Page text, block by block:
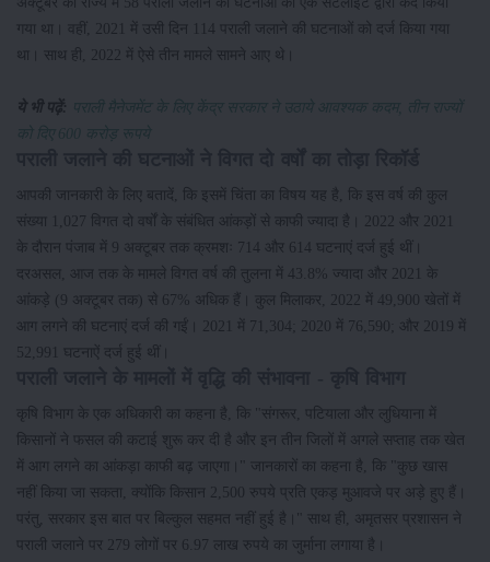
गया था। वहीं, 2021 में उसी दिन 114 पराली जलाने की घटनाओं को दर्ज किया गया
था। साथ ही, 2022 में ऐसे तीन मामले सामने आए थे।
ये भी पढ़ें: पराली मैनेजमेंट के लिए केंद्र सरकार ने उठाये आवश्यक कदम, तीन राज्यों
को दिए 600 करोड़ रूपये
आपकी जानकारी के लिए बतादें, कि इसमें चिंता का विषय यह है, कि इस वर्ष की कुल
संख्या 1,027 विगत दो वर्षों के संबंधित आंकड़ों से काफी ज्यादा है। 2022 और 2021
के दौरान पंजाब में 9 अक्टूबर तक क्रमशः 714 और 614 घटनाएं दर्ज हुई थीं।
दरअसल, आज तक के मामले विगत वर्ष की तुलना में 43.8% ज्यादा और 2021 के
आंकड़े (9 अक्टूबर तक) से 67% अधिक हैं। कुल मिलाकर, 2022 में 49,900 खेतों में
आग लगने की घटनाएं दर्ज की गईं। 2021 में 71,304; 2020 में 76,590; और 2019 में
52,991 घटनाऐं दर्ज हुई थीं।
कृषि विभाग के एक अधिकारी का कहना है, कि "संगरूर, पटियाला और लुधियाना में
किसानों ने फसल की कटाई शुरू कर दी है और इन तीन जिलों में अगले सप्ताह तक खेत
में आग लगने का आंकड़ा काफी बढ़ जाएगा।" जानकारों का कहना है, कि "कुछ खास
नहीं किया जा सकता, क्योंकि किसान 2,500 रुपये प्रति एकड़ मुआवजे पर अड़े हुए हैं।
परंतु, सरकार इस बात पर बिल्कुल सहमत नहीं हुई है।" साथ ही, अमृतसर प्रशासन ने
पराली जलाने पर 279 लोगों पर 6.97 लाख रुपये का जुर्माना लगाया है।